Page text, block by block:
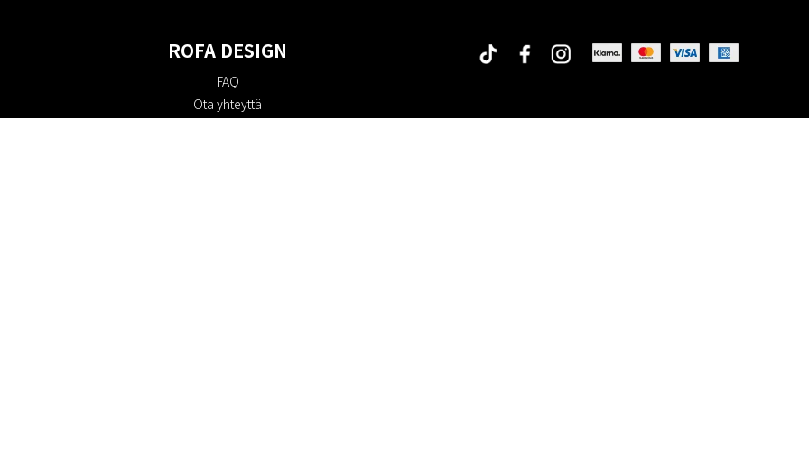
ROFA DESIGN
FAQ
Ota yhteyttä